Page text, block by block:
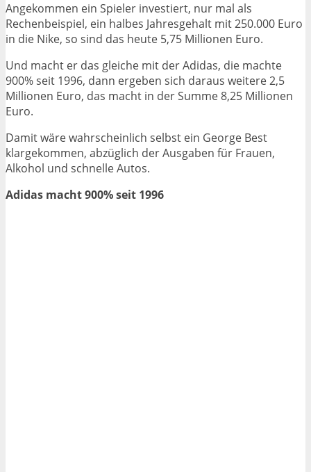
Angekommen ein Spieler investiert, nur mal als
Rechenbeispiel, ein halbes Jahresgehalt mit 250.000 Euro
in die Nike, so sind das heute 5,75 Millionen Euro.
Und macht er das gleiche mit der Adidas, die machte
900% seit 1996, dann ergeben sich daraus weitere 2,5
Millionen Euro, das macht in der Summe 8,25 Millionen
Euro.
Damit wäre wahrscheinlich selbst ein George Best
klargekommen, abzüglich der Ausgaben für Frauen,
Alkohol und schnelle Autos.
Adidas macht 900% seit 1996